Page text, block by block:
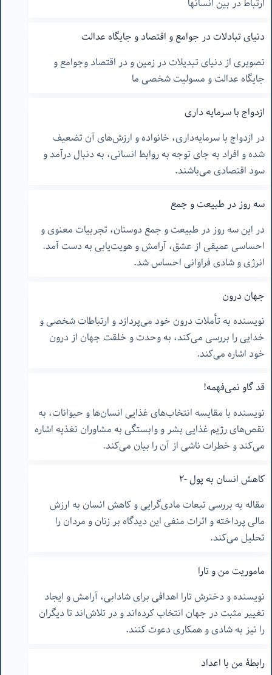
ارتباط در بین انسانها
دنیای تبادلات در جوامع و اقتصاد و جایگاه عدالت
تصویری از دنیای تبدیلات در زمین و در اقتصاد وجوامع و
جایگاه عدالت و مسولیت شخصی ما
ازدواج با سرمایه داری
در ازدواج با سرمایه‌داری، خانواده و ارزش‌های آن تضعیف
شده و افراد به جای توجه به روابط انسانی، به دنبال درآمد و
سود اقتصادی می‌باشند.
سه روز در طبیعت و جمع
در این سه روز در طبیعت و جمع دوستان، تجربیات معنوی و
احساسی عمیقی از عشق، آرامش و هویت‌یابی به دست آمد.
انرژی و شادی فراوانی احساس شد.
جهان درون
نویسنده به تأملات درون خود می‌پردازد و ارتباطات شخصی و
خدایی را بررسی می‌کند، به وحدت و خلقت جهان از درون
خود اشاره می‌کند.
قد گاو نمی‌فهمه!
نویسنده با مقایسه انتخاب‌های غذایی انسان‌ها و حیوانات، به
نقص‌های رژیم غذایی بشر و وابستگی به مشاوران تغذیه اشاره
می‌کند و خطرات ناشی از آن را بیان می‌کند.
کاهش انسان به پول -٢
مقاله به بررسی تبعات مادی‌گرایی و کاهش انسان به ارزش
مالی پرداخته و اثرات منفی این دیدگاه بر زنان و مردان را
تحلیل می‌کند.
ماموریت من و تارا
نویسنده و دخترش تارا اهدافی برای شادابی، آرامش و ایجاد
تغییر مثبت در جهان انتخاب کرده‌اند و در تلاش‌اند تا دیگران
را نیز به شادی و همکاری دعوت کنند.
رابطۀ من با اعداد